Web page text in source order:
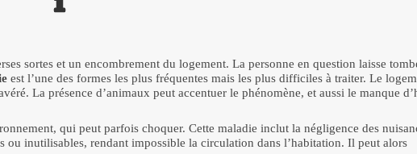
sortes et un encombrement du logement. La personne en question laisse
est l’une des formes les plus fréquentes mais les plus difficiles à traiter. Le
La présence d’animaux peut accentuer le phénomène, et aussi le manque
qui peut parfois choquer. Cette maladie inclut la négligence des
ou inutilisables, rendant impossible la circulation dans l’habitation. Il peut alors